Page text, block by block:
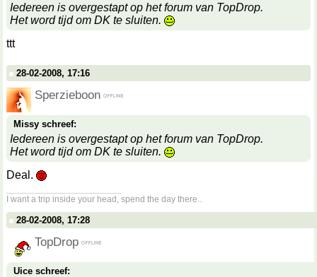
Iedereen is overgestapt op het forum van TopDrop.
Het word tijd om DK te sluiten.
ttt
28-02-2008, 17:16
Sperzieboon
Missy schreef:
Iedereen is overgestapt op het forum van TopDrop.
Het word tijd om DK te sluiten.
Deal.
I want a trip inside your head, spend the day there..
28-02-2008, 17:28
TopDrop
Uice schreef: